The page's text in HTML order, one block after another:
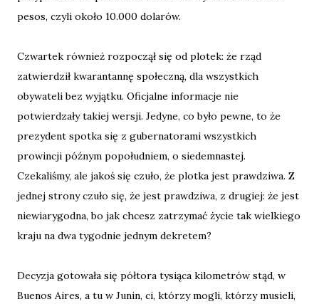
pesos, czyli około 10.000 dolarów.
Czwartek również rozpoczął się od plotek: że rząd
zatwierdził kwarantannę społeczną, dla wszystkich
obywateli bez wyjątku. Oficjalne informacje nie
potwierdzały takiej wersji. Jedyne, co było pewne, to że
prezydent spotka się z gubernatorami wszystkich
prowincji późnym popołudniem, o siedemnastej.
Czekaliśmy, ale jakoś się czuło, że plotka jest prawdziwa. Z
jednej strony czuło się, że jest prawdziwa, z drugiej: że jest
niewiarygodna, bo jak chcesz zatrzymać życie tak wielkiego
kraju na dwa tygodnie jednym dekretem?
Decyzja gotowała się półtora tysiąca kilometrów stąd, w
Buenos Aires, a tu w Junin, ci, którzy mogli, którzy musieli,